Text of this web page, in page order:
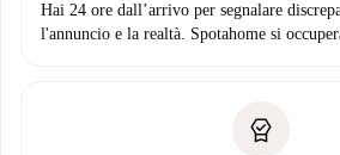
Hai 24 ore dall’arrivo per segnalare
l'annuncio e la realtà. Spotahome si